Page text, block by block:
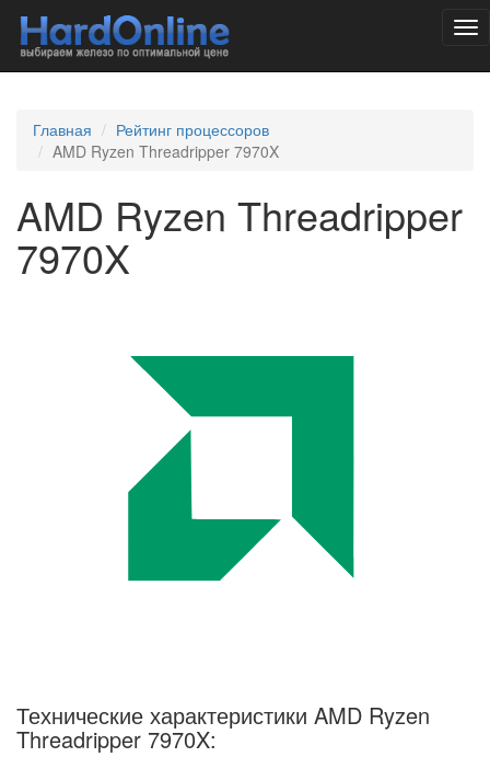
Главная
Рейтинг процессоров
AMD Ryzen Threadripper 7970X
AMD Ryzen Threadripper
7970X
Технические характеристики AMD Ryzen
Threadripper 7970X: